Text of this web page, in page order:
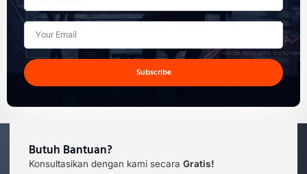
Subscribe
Butuh Bantuan?
Konsultasikan dengan kami secara Gratis!